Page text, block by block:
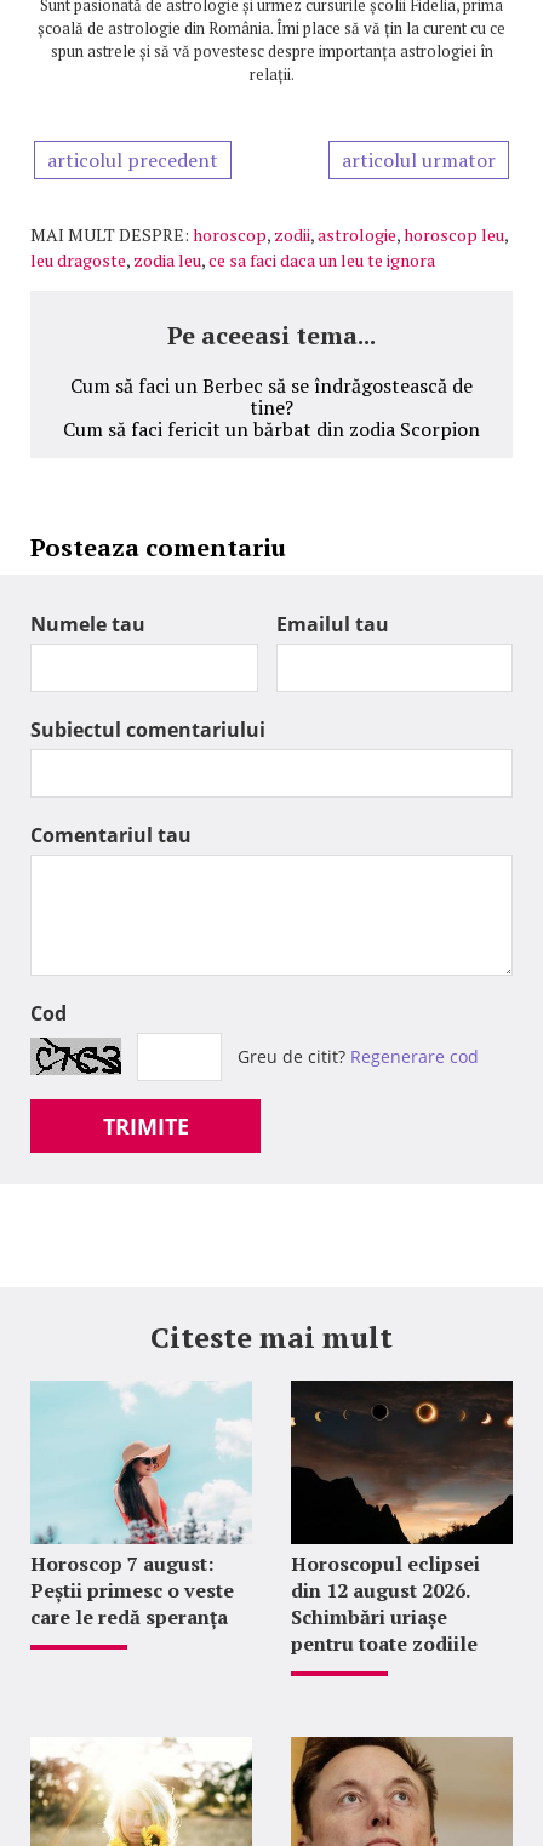
Sunt pasionată de astrologie și urmez cursurile școlii Fidelia, prima
școală de astrologie din România. Îmi place să vă țin la curent cu ce
spun astrele și să vă povestesc despre importanța astrologiei în
relații.
articolul precedent articolul urmator
MAI MULT DESPRE: horoscop, zodii,astrologie,horoscop leu,
leu dragoste, zodia leu,ce sa faci daca un leu te ignora
Pe aceeasi tema...
Cum să faci un Berbec să se îndrăgostească de
tine?
Cum să faci fericit un bărbat din zodia Scorpion
Posteaza comentariu
Numele tau Emailul tau
Subiectul comentariului
Comentariul tau
Cod
Greu de citit? Regenerare cod
TRIMITE
Citeste mai mult
Horoscop 7 august:
Peștii primesc o veste
care le redă speranța
Horoscopul eclipsei
din 12 august 2026.
Schimbări uriașe
pentru toate zodiile